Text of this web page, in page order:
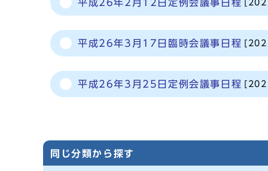
平成26年2月12日定例会議事日程
平成26年3月17日臨時会議事日程
平成26年3月25日定例会議事日程
同じ分類から探す